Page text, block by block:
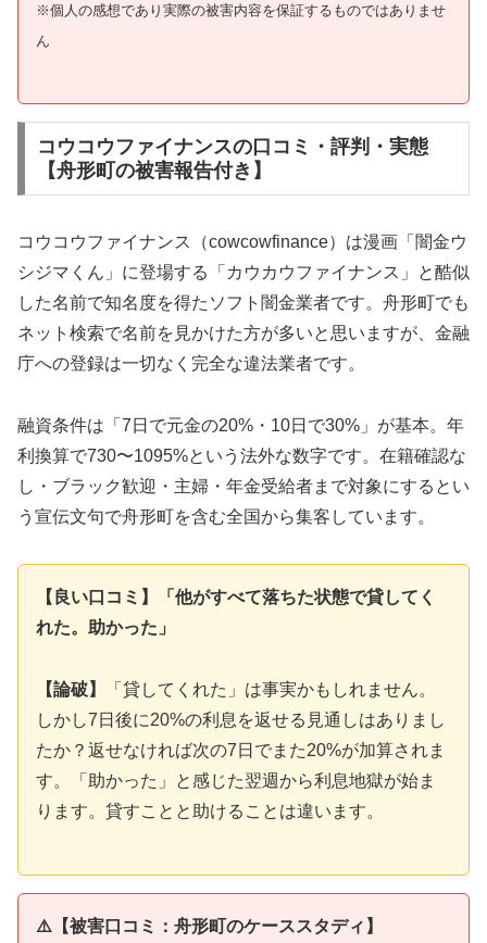
※個人の感想であり実際の被害内容を保証するものではありませ
ん
コウコウファイナンスの口コミ・評判・実態
【舟形町の被害報告付き】
コウコウファイナンス（cowcowfinance）は漫画「闇金ウ
シジマくん」に登場する「カウカウファイナンス」と酷似
した名前で知名度を得たソフト闇金業者です。舟形町でも
ネット検索で名前を見かけた方が多いと思いますが、金融
庁への登録は一切なく完全な違法業者です。
融資条件は「7日で元金の20%・10日で30%」が基本。年
利換算で730〜1095%という法外な数字です。在籍確認な
し・ブラック歓迎・主婦・年金受給者まで対象にするとい
う宣伝文句で舟形町を含む全国から集客しています。
【良い口コミ】「他がすべて落ちた状態で貸してく
れた。助かった」
【論破】
「貸してくれた」は事実かもしれません。
しかし7日後に20%の利息を返せる見通しはありまし
たか？返せなければ次の7日でまた20%が加算されま
す。「助かった」と感じた翌週から利息地獄が始ま
ります。貸すことと助けることは違います。
⚠️【被害口コミ：舟形町のケーススタディ】